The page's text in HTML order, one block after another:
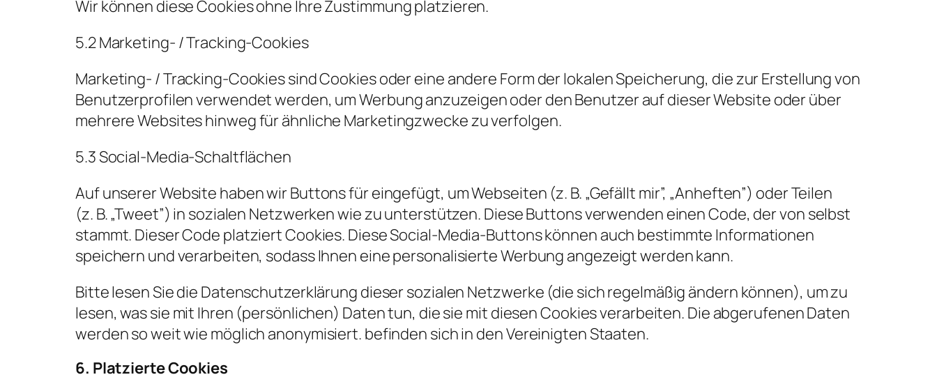
Wir können diese Cookies ohne Ihre Zustimmung platzieren.
5.2 Marketing- / Tracking-Cookies
Marketing- / Tracking-Cookies sind Cookies oder eine andere Form der lokalen Speicherung, die zur Erstellung von
Benutzerprofilen verwendet werden, um Werbung anzuzeigen oder den Benutzer auf dieser Website oder über
mehrere Websites hinweg für ähnliche Marketingzwecke zu verfolgen.
5.3 Social-Media-Schaltflächen
Auf unserer Website haben wir Buttons für eingefügt, um Webseiten (z. B. „Gefällt mir”, „Anheften”) oder Teilen
(z. B. „Tweet”) in sozialen Netzwerken wie zu unterstützen. Diese Buttons verwenden einen Code, der von selbst
stammt. Dieser Code platziert Cookies. Diese Social-Media-Buttons können auch bestimmte Informationen
speichern und verarbeiten, sodass Ihnen eine personalisierte Werbung angezeigt werden kann.
Bitte lesen Sie die Datenschutzerklärung dieser sozialen Netzwerke (die sich regelmäßig ändern können), um zu
lesen, was sie mit Ihren (persönlichen) Daten tun, die sie mit diesen Cookies verarbeiten. Die abgerufenen Daten
werden so weit wie möglich anonymisiert. befinden sich in den Vereinigten Staaten.
6. Platzierte Cookies